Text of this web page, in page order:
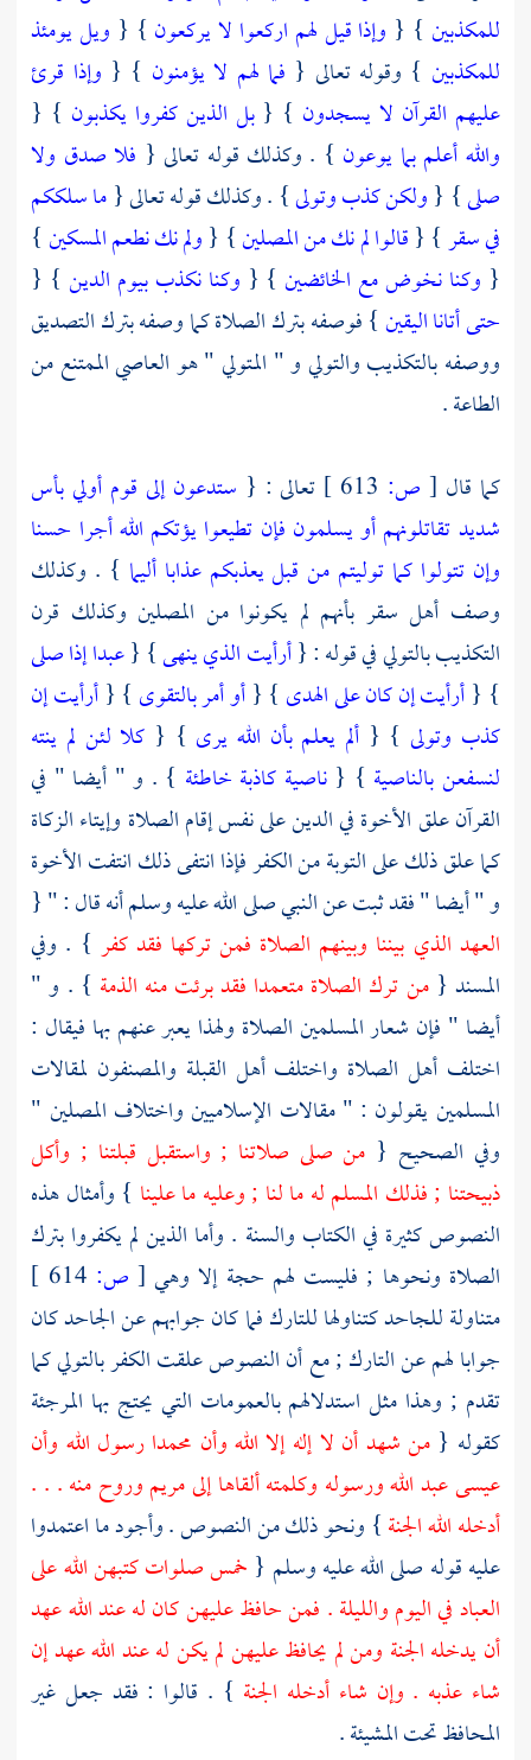
للمكذبين } { وإذا قيل لهم اركعوا لا يركعون } { ويل يومئذ
للمكذبين } وقوله تعالى { فما لهم لا يؤمنون } { وإذا قرئ
عليهم القرآن لا يسجدون } {بل الذين كفروا يكذبون } {
والله أعلم بما يوعون } . وكذلك قوله تعالى { فلا صدق ولا
صلى} {ولكن كذب وتولى} . وكذلك قوله تعالى {ما سلككم
في سقر} {قالوا لم نك من المصلين} {ولم نك نطعم المسكين}
{ وكنا نخوض مع الخائضين } { وكنا نكذب بيوم الدين } {
حتى أتانا اليقين} فوصفه بترك الصلاة كما وصفه بترك التصديق
ووصفه بالتكذيب والتولي و " المتولي " هو العاصي الممتنع من
الطاعة .
كما قال [ ص: تعالى : { ستدعون إلى قوم أولي بأس
شديد تقاتلونهم أو يسلمون فإن تطيعوا يؤتكم الله أجرا حسنا
وإن تتولوا كما توليتم من قبل يعذبكم عذابا أليما } . وكذلك
وصف أهل سقر بأنهم لم يكونوا من المصلين وكذلك قرن
التكذيب بالتولي في قوله : {أرأيت الذي ينهى} {عبدا إذا صلى
} {أرأيت إن كان على الهدى } {أو أمر بالتقوى } {أرأيت إن
كذب وتولى } { ألم يعلم بأن الله يرى } { كلا لئن لم ينته
لنسفعن بالناصية } {ناصية كاذبة خاطئة } . و " أيضا " في
القرآن علق الأخوة في الدين على نفس إقام الصلاة وإيتاء الزكاة
كما علق ذلك على التوبة من الكفر فإذا انتفى ذلك انتفت الأخوة
و " أيضا " فقد ثبت عن النبي صلى الله عليه وسلم أنه قال : " {
العهد الذي بيننا وبينهم الصلاة فمن تركها فقد كفر } . وفي
المسند {من ترك الصلاة متعمدا فقد برئت منه الذمة } . و "
أيضا " فإن شعار المسلمين الصلاة ولهذا يعبر عنهم بها فيقال :
اختلف أهل الصلاة واختلف أهل القبلة والمصنفون لمقالات
المسلمين يقولون : " مقالات الإسلاميين واختلاف المصلين "
وفي الصحيح { من صلى صلاتنا ; واستقبل قبلتنا ; وأكل
ذبيحتنا ; فذلك المسلم له ما لنا ; وعليه ما علينا } وأمثال هذه
النصوص كثيرة في الكتاب والسنة . وأما الذين لم يكفروا بترك
الصلاة ونحوها ; فليست لهم حجة إلا وهي [ ص:
متناولة للجاحد كتناولها للتارك فما كان جوابهم عن الجاحد كان
جوابا لهم عن التارك ; مع أن النصوص علقت الكفر بالتولي كما
تقدم ; وهذا مثل استدلالهم بالعمومات التي يحتج بها المرجئة
كقوله { من شهد أن لا إله إلا الله وأن محمدارسول الله وأن
عيسىعبد الله ورسوله وكلمته ألقاها إلى مريم وروح منه . . .
أدخله الله الجنة} ونحو ذلك من النصوص . وأجود ما اعتمدوا
عليه قوله صلى الله عليه وسلم { خمس صلوات كتبهن الله على
العباد في اليوم والليلة . فمن حافظ عليهن كان له عند الله عهد
أن يدخله الجنة ومن لم يحافظ عليهن لم يكن له عند الله عهد إن
شاء عذبه . وإن شاء أدخله الجنة } . قالوا : فقد جعل غير
المحافظ تحت المشيئة .